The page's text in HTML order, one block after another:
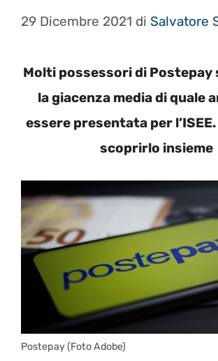
29 Dicembre 2021 di Salvatore
Molti possessori di Postepay
la giacenza media di quale
essere presentata per
scoprirlo insieme
Postepay (Foto Adobe)